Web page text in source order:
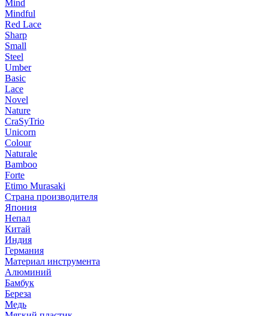
Mind
Mindful
Red Lace
Sharp
Small
Steel
Umber
Basic
Lace
Novel
Nature
CraSyTrio
Unicorn
Colour
Naturale
Bamboo
Forte
Etimo Murasaki
Страна производителя
Япония
Непал
Китай
Индия
Германия
Материал инструмента
Алюминий
Бамбук
Береза
Медь